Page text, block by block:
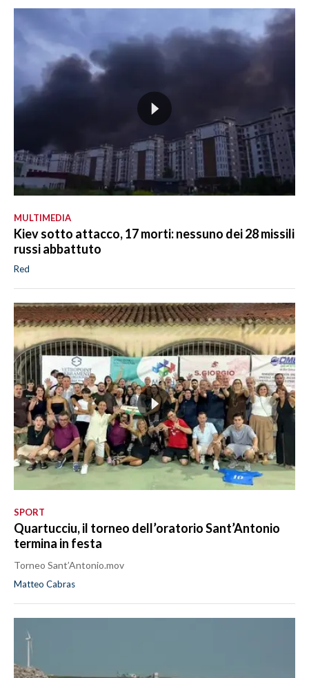
MULTIMEDIA
Kiev sotto attacco, 17 morti: nessuno dei 28 missili
russi abbattuto
Red
SPORT
Quartucciu, il torneo dell’oratorio Sant’Antonio
termina in festa
Torneo Sant’Antonio.mov
Matteo Cabras